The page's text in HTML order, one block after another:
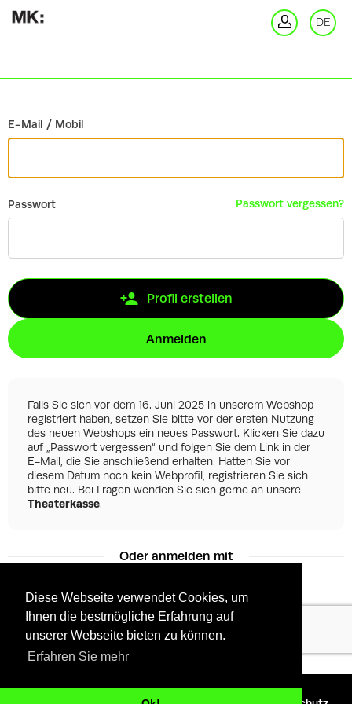
Diese Webseite verwendet Cookies, um
Ihnen die bestmögliche Erfahrung auf
unserer Webseite bieten zu können.
Erfahren Sie mehr
DE
E-Mail / Mobil
Passwort Passwort vergessen?
Profil erstellen
Anmelden
Falls Sie sich vor dem 16. Juni 2025 in unserem Webshop
registriert haben, setzen Sie bitte vor der ersten Nutzung
des neuen Webshops ein neues Passwort. Klicken Sie dazu
auf „Passwort vergessen“ und folgen Sie dem Link in der
E-Mail, die Sie anschließend erhalten. Hatten Sie vor
diesem Datum noch kein Webprofil, registrieren Sie sich
bitte neu. Bei Fragen wenden Sie sich gerne an unsere
Theaterkasse.
Oder anmelden mit
Facebook